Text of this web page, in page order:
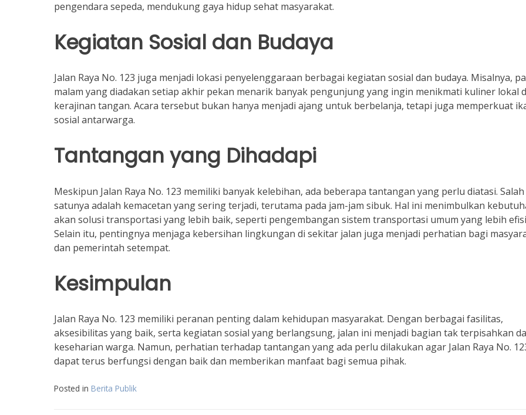
pengendara sepeda, mendukung gaya hidup sehat masyarakat.
Kegiatan Sosial dan Budaya
Jalan Raya No. 123 juga menjadi lokasi penyelenggaraan berbagai kegiatan sosial dan budaya. Misalnya,
malam yang diadakan setiap akhir pekan menarik banyak pengunjung yang ingin menikmati kuliner lokal
kerajinan tangan. Acara tersebut bukan hanya menjadi ajang untuk berbelanja, tetapi juga memperkuat
sosial antarwarga.
Tantangan yang Dihadapi
Meskipun Jalan Raya No. 123 memiliki banyak kelebihan, ada beberapa tantangan yang perlu diatasi. Salah
satunya adalah kemacetan yang sering terjadi, terutama pada jam-jam sibuk. Hal ini menimbulkan
akan solusi transportasi yang lebih baik, seperti pengembangan sistem transportasi umum yang lebih
Selain itu, pentingnya menjaga kebersihan lingkungan di sekitar jalan juga menjadi perhatian bagi
dan pemerintah setempat.
Kesimpulan
Jalan Raya No. 123 memiliki peranan penting dalam kehidupan masyarakat. Dengan berbagai fasilitas,
aksesibilitas yang baik, serta kegiatan sosial yang berlangsung, jalan ini menjadi bagian tak terpisahkan
keseharian warga. Namun, perhatian terhadap tantangan yang ada perlu dilakukan agar Jalan Raya No.
dapat terus berfungsi dengan baik dan memberikan manfaat bagi semua pihak.
Posted in Berita Publik